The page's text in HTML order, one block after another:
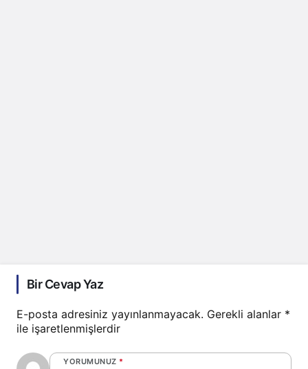
Bir Cevap Yaz
E-posta adresiniz yayınlanmayacak. Gerekli alanlar *
ile işaretlenmişlerdir
YORUMUNUZ *